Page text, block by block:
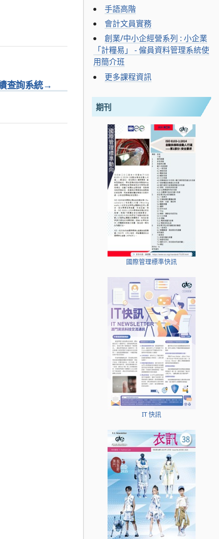
→
查詢系統
手語高階
會計文員實務
創業/中小企經營系列 : 小企業
「計糧易」 - 僱員資料管理系統使
用簡介班
更多課程資訊
期刊
國際管理標準快訊
IT 快訊